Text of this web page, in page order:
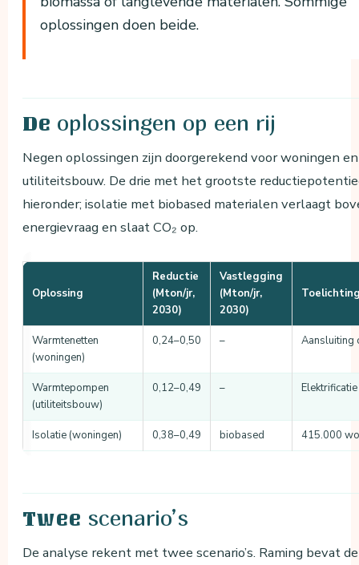
oplossingen doen beide.
De oplossingen op een rij
Negen oplossingen zijn doorgerekend voor woningen en
utiliteitsbouw. De drie met het grootste
hieronder; isolatie met biobased materialen verlaagt
energievraag en slaat CO₂ op.
Oplossing
Reductie
(Mton/jr,
2030)
Vastlegging
(Mton/jr,
2030)
Warmtenetten
(woningen)
0,24–0,50 – Aansluiting
Warmtepompen
(utiliteitsbouw)
0,12–0,49 –
Isolatie (woningen) 0,38–0,49 biobased 415.000
Twee scenario’s
De analyse rekent met twee scenario’s. Raming bevat